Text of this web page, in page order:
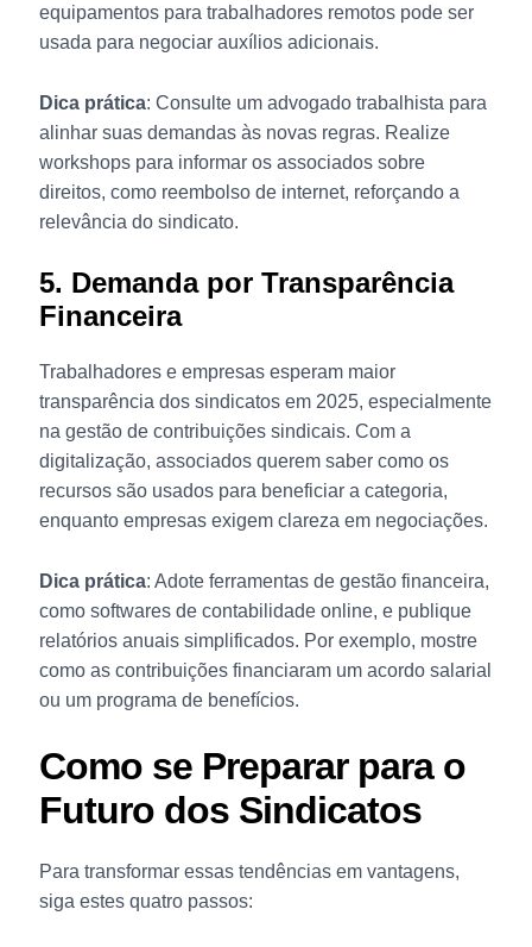
equipamentos para trabalhadores remotos pode ser
usada para negociar auxílios adicionais.
Dica prática: Consulte um advogado trabalhista para
alinhar suas demandas às novas regras. Realize
workshops para informar os associados sobre
direitos, como reembolso de internet, reforçando a
relevância do sindicato.
5. Demanda por Transparência
Financeira
Trabalhadores e empresas esperam maior
transparência dos sindicatos em 2025, especialmente
na gestão de contribuições sindicais. Com a
digitalização, associados querem saber como os
recursos são usados para beneficiar a categoria,
enquanto empresas exigem clareza em negociações.
Dica prática: Adote ferramentas de gestão financeira,
como softwares de contabilidade online, e publique
relatórios anuais simplificados. Por exemplo, mostre
como as contribuições financiaram um acordo salarial
ou um programa de benefícios.
Como se Preparar para o
Futuro dos Sindicatos
Para transformar essas tendências em vantagens,
siga estes quatro passos: